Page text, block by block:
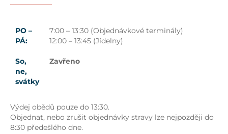
PO –
PÁ:
7:00 – 13:30 (Objednávkové terminály)
12:00 – 13:45 (Jídelny)
So,
ne,
svátky
Zavřeno
Výdej obědů pouze do 13:30.
Objednat, nebo zrušit objednávky stravy lze nejpozději do
8:30 předešlého dne.